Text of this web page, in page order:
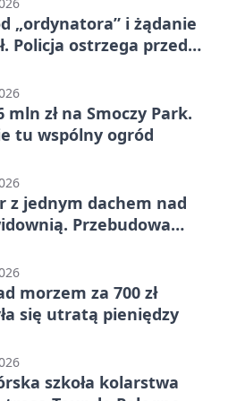
„ordynatora” i żądanie
Policja ostrzega przed
mln zł na Smoczy Park.
tu wspólny ogród
z jednym dachem nad
Przebudowa
morzem za 700 zł
się utratą pieniędzy
szkoła kolarstwa